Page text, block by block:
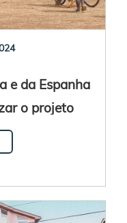
e da Espanha
o projeto